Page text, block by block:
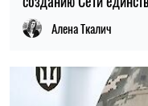
11:59, 07.08.2026
получить выплату
Ирина Де Люсто